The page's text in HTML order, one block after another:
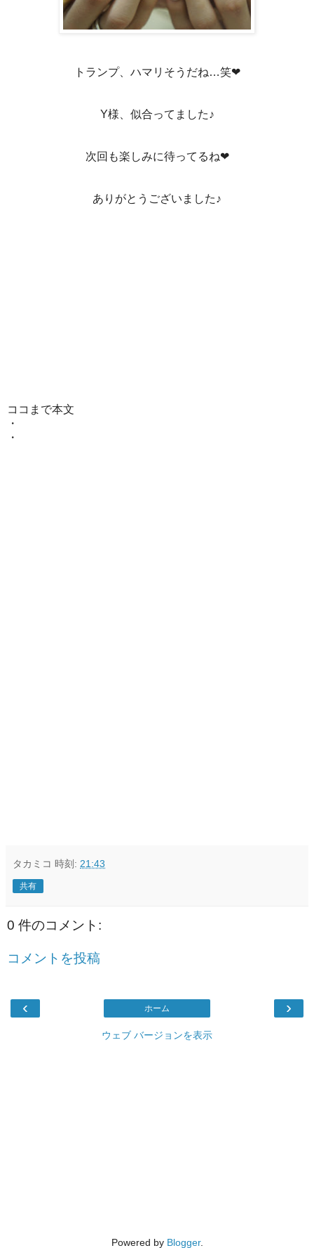
トランプ、ハマリそうだね…笑❤
Y様、似合ってました♪
次回も楽しみに待ってるね❤
ありがとうございました♪
ココまで本文
・
・
タカミコ 時刻: 21:43
共有
0 件のコメント:
コメントを投稿
‹ ›
ホーム
ウェブ バージョンを表示
Powered by Blogger.